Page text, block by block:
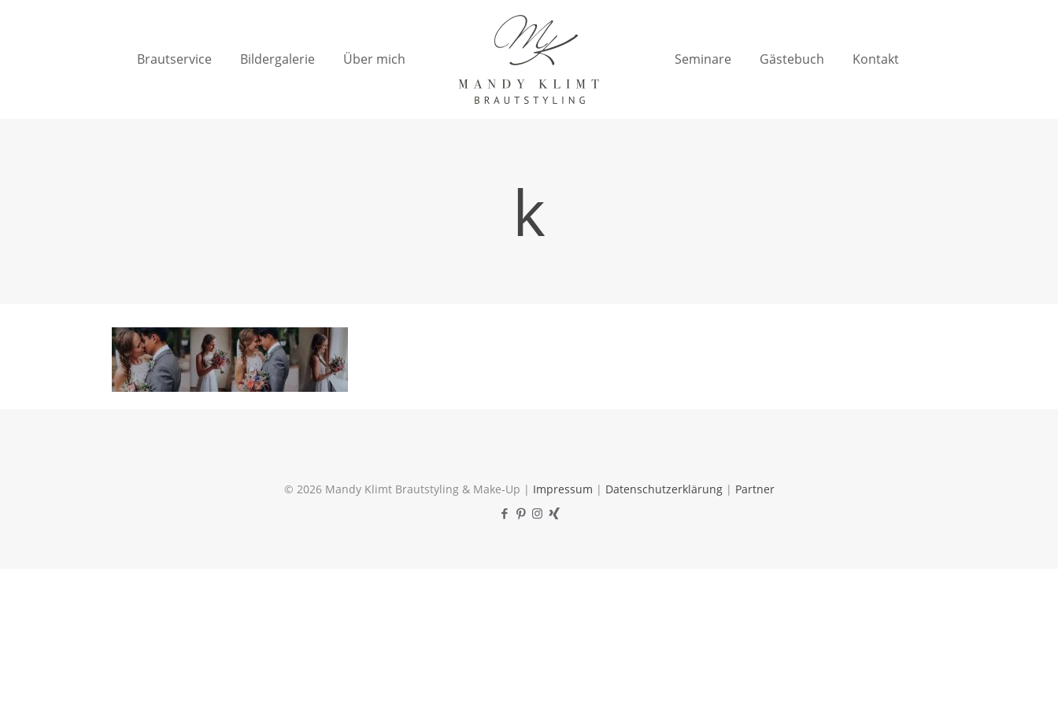
Brautservice Bildergalerie Über mich Seminare Gästebuch Kontakt
k
© 2026 Mandy Klimt Brautstyling & Make-Up | Impressum | Datenschutzerklärung| Partner